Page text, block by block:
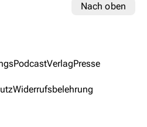
Nach oben
PodcastVerlagPresse
Widerrufsbelehrung